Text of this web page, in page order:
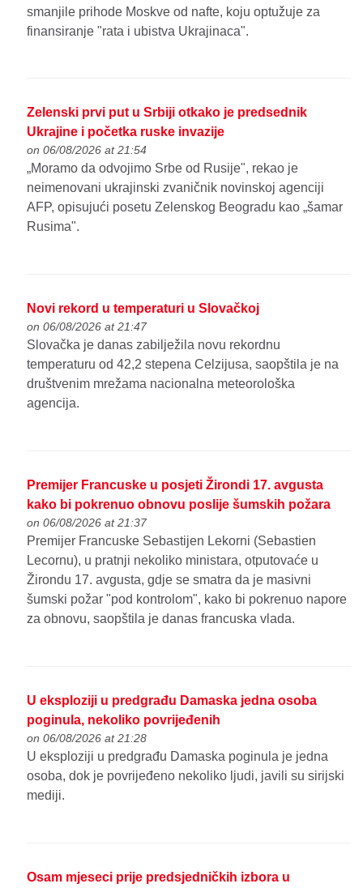
smanjile prihode Moskve od nafte, koju optužuje za
finansiranje "rata i ubistva Ukrajinaca".
Zelenski prvi put u Srbiji otkako je predsednik
Ukrajine i početka ruske invazije
on 06/08/2026 at 21:54
„Moramo da odvojimo Srbe od Rusije", rekao je
neimenovani ukrajinski zvaničnik novinskoj agenciji
AFP, opisujući posetu Zelenskog Beogradu kao „šamar
Rusima".
Novi rekord u temperaturi u Slovačkoj
on 06/08/2026 at 21:47
Slovačka je danas zabilježila novu rekordnu
temperaturu od 42,2 stepena Celzijusa, saopštila je na
društvenim mrežama nacionalna meteorološka
agencija.
Premijer Francuske u posjeti Žirondi 17. avgusta
kako bi pokrenuo obnovu poslije šumskih požara
on 06/08/2026 at 21:37
Premijer Francuske Sebastijen Lekorni (Sebastien
Lecornu), u pratnji nekoliko ministara, otputovaće u
Žirondu 17. avgusta, gdje se smatra da je masivni
šumski požar "pod kontrolom", kako bi pokrenuo napore
za obnovu, saopštila je danas francuska vlada.
U eksploziji u predgrađu Damaska jedna osoba
poginula, nekoliko povrijeđenih
on 06/08/2026 at 21:28
U eksploziji u predgrađu Damaska poginula je jedna
osoba, dok je povrijeđeno nekoliko ljudi, javili su sirijski
mediji.
Osam mjeseci prije predsjedničkih izbora u